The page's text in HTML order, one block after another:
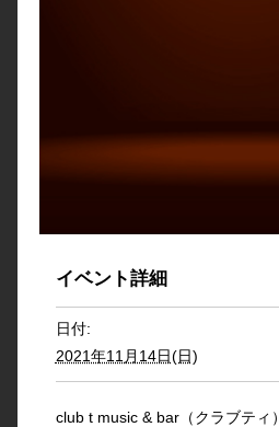
イベント詳細
日付:
2021年11月14日(日)
club t music & bar（クラブティ）